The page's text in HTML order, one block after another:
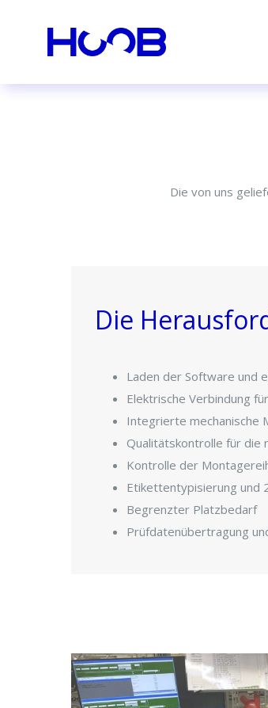
Die von uns
Die
Laden der Software und
Elektrische Verbindung
Integrierte mechanische
Qualitätskontrolle für die
Kontrolle der
Etikettentypisierung und
Begrenzter Platzbedarf
Prüfdatenübertragung